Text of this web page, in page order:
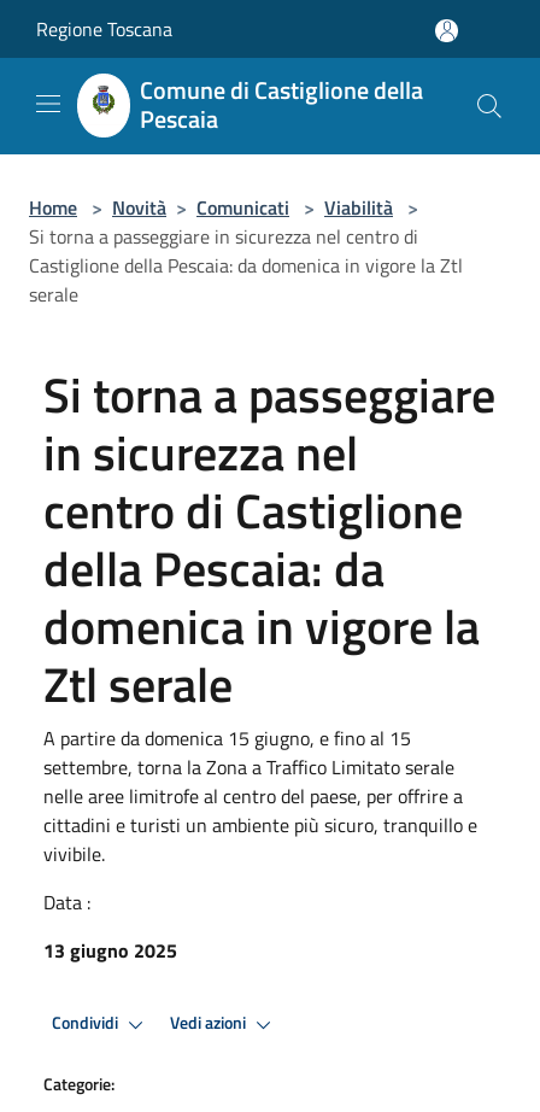
Regione Toscana
Comune di Castiglione della
Pescaia
Home > Novità > Comunicati > Viabilità >
Si torna a passeggiare in sicurezza nel centro di
Castiglione della Pescaia: da domenica in vigore la Ztl
serale
Si torna a passeggiare
in sicurezza nel
centro di Castiglione
della Pescaia: da
domenica in vigore la
Ztl serale
A partire da domenica 15 giugno, e fino al 15
settembre, torna la Zona a Traffico Limitato serale
nelle aree limitrofe al centro del paese, per offrire a
cittadini e turisti un ambiente più sicuro, tranquillo e
vivibile.
Data :
13 giugno 2025
Condividi Vedi azioni
Categorie: